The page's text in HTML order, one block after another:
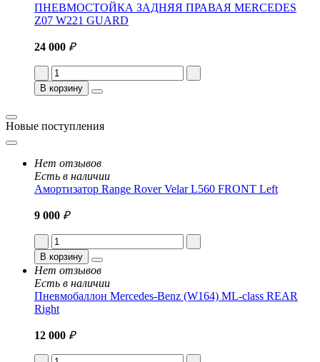
ПНЕВМОСТОЙКА ЗАДНЯЯ ПРАВАЯ MERCEDES
Z07 W221 GUARD
24 000 ₽
В корзину
Новые поступления
Нет отзывов
Есть в наличии
Амортизатор Range Rover Velar L560 FRONT Left
9 000 ₽
В корзину
Нет отзывов
Есть в наличии
Пневмобаллон Mercedes-Benz (W164) ML-class REAR
Right
12 000 ₽